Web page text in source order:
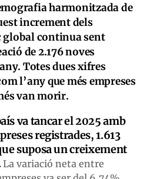
harmonitzada de
increment dels
global continua sent
de 2.176 noves
Totes dues xifres
l’any que més empreses
van morir.
va tancar el 2025 amb
registrades, 1.613
suposa un creixement
La variació neta entre